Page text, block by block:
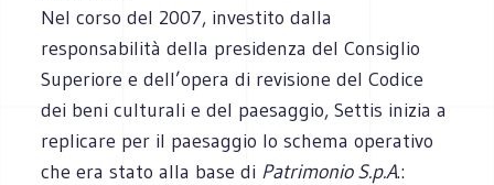
Nel corso del 2007, investito dalla
responsabilità della presidenza del Consiglio
Superiore e dell’opera di revisione del Codice
dei beni culturali e del paesaggio, Settis inizia a
replicare per il paesaggio lo schema operativo
che era stato alla base di Patrimonio S.p.A.: